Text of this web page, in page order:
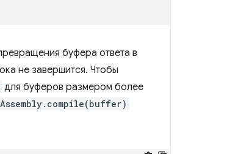
буфера ответа в
не завершится. Чтобы
для буферов размером более